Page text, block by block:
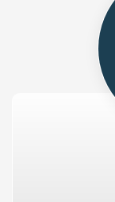
Acabamento
Excelente
📍 Localização
da cidade,
💼 Ideal para
endereço de